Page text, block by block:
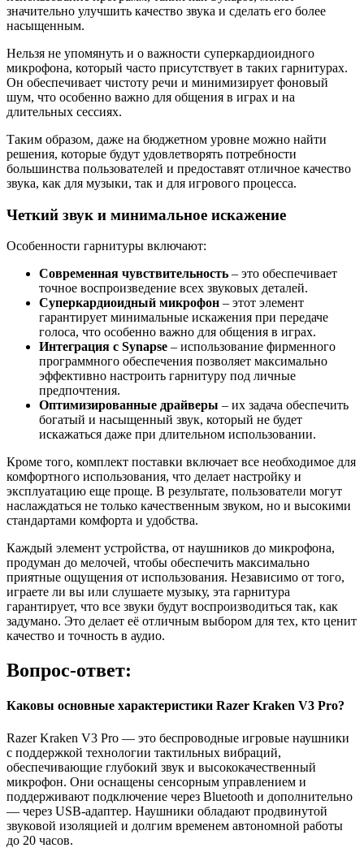
значительно улучшить качество звука и сделать его более
насыщенным.
Нельзя не упомянуть и о важности суперкардиоидного
микрофона, который часто присутствует в таких гарнитурах.
Он обеспечивает чистоту речи и минимизирует фоновый
шум, что особенно важно для общения в играх и на
длительных сессиях.
Таким образом, даже на бюджетном уровне можно найти
решения, которые будут удовлетворять потребности
большинства пользователей и предоставят отличное качество
звука, как для музыки, так и для игрового процесса.
Четкий звук и минимальное искажение
Особенности гарнитуры включают:
Современная чувствительность – это обеспечивает
точное воспроизведение всех звуковых деталей.
Суперкардиоидный микрофон – этот элемент
гарантирует минимальные искажения при передаче
голоса, что особенно важно для общения в играх.
Интеграция с Synapse – использование фирменного
программного обеспечения позволяет максимально
эффективно настроить гарнитуру под личные
предпочтения.
Оптимизированные драйверы – их задача обеспечить
богатый и насыщенный звук, который не будет
искажаться даже при длительном использовании.
Кроме того, комплект поставки включает все необходимое для
комфортного использования, что делает настройку и
эксплуатацию еще проще. В результате, пользователи могут
наслаждаться не только качественным звуком, но и высокими
стандартами комфорта и удобства.
Каждый элемент устройства, от наушников до микрофона,
продуман до мелочей, чтобы обеспечить максимально
приятные ощущения от использования. Независимо от того,
играете ли вы или слушаете музыку, эта гарнитура
гарантирует, что все звуки будут воспроизводиться так, как
задумано. Это делает её отличным выбором для тех, кто ценит
качество и точность в аудио.
Вопрос-ответ:
Каковы основные характеристики Razer Kraken V3 Pro?
Razer Kraken V3 Pro — это беспроводные игровые наушники
с поддержкой технологии тактильных вибраций,
обеспечивающие глубокий звук и высококачественный
микрофон. Они оснащены сенсорным управлением и
поддерживают подключение через Bluetooth и дополнительно
— через USB-адаптер. Наушники обладают продвинутой
звуковой изоляцией и долгим временем автономной работы
до 20 часов.